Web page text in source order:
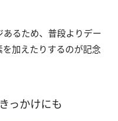
るため、普段よりデー
を加えたりするのが記念
っかけにも